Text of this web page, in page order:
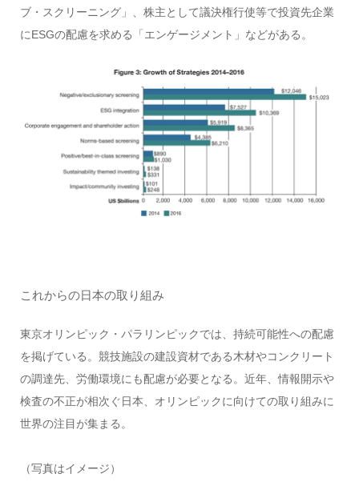
ブ・スクリーニング」、株主として議決権行使等で投資先企業
にESGの配慮を求める「エンゲージメント」などがある。
これからの日本の取り組み
東京オリンピック・パラリンピックでは、持続可能性への配慮
を掲げている。競技施設の建設資材である木材やコンクリート
の調達先、労働環境にも配慮が必要となる。近年、情報開示や
検査の不正が相次ぐ日本、オリンピックに向けての取り組みに
世界の注目が集まる。
（写真はイメージ）